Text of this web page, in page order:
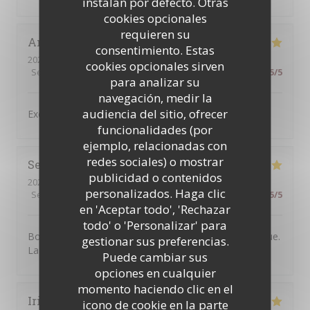
cookies opcionales
requieren su
consentimiento. Estas
cookies opcionales sirven
para analizar su
navegación, medir la
audiencia del sitio, ofrecer
funcionalidades (por
ejemplo, relacionadas con
redes sociales) o mostrar
publicidad o contenidos
personalizados. Haga clic
en 'Aceptar todo', 'Rechazar
todo' o 'Personalizar' para
gestionar sus preferencias.
Puede cambiar sus
opciones en cualquier
momento haciendo clic en el
icono de cookie en la parte
Antonio
2026-07-31
- 19:30 - Invitados 4
Servicio
Ambiente :5/5 Menú:4/5 Calidad / Precio 5/5
Excellent service and very good food,
Severine B
2026-07-30
- 20:30 - Invitados 2
Servicio
Ambiente: 5/5 Menú :5/5 Calidad / Precio 5/5
Bonne adresse. L'accueil est chaleureux et sympathique.
La nourriture est très bonne. On y reviendra.
Irina